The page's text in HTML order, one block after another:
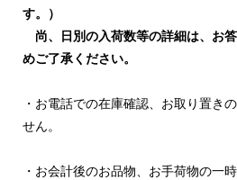
す。）
尚、日別の入荷数等の詳細は、お
めご了承ください。
・お電話での在庫確認、お取り置き
せん。
・お会計後のお品物、お手荷物の一